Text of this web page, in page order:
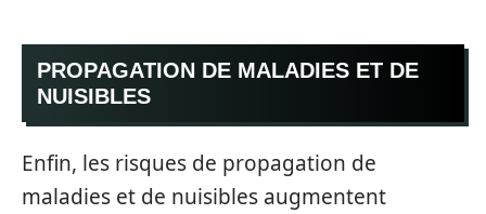
PROPAGATION DE MALADIES ET DE
NUISIBLES
Enfin, les risques de propagation de
maladies et de nuisibles augmentent